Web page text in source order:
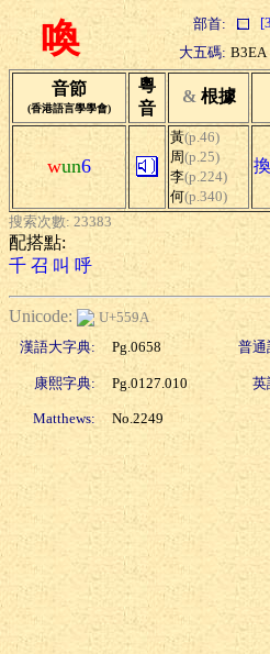
喚 部首:
大五碼: B3EA
音節
(香港語言學學會)
粵
音
& 根據
wun6
黃(p.46)
周(p.25)
李(p.224)
何(p.340)
換
搜索次數: 23383
配搭點:
千 召 叫 呼
Unicode:
U+559A
漢語大字典:
Pg.0658 普通
康熙字典: Pg.0127.010 英
Matthews: No.2249